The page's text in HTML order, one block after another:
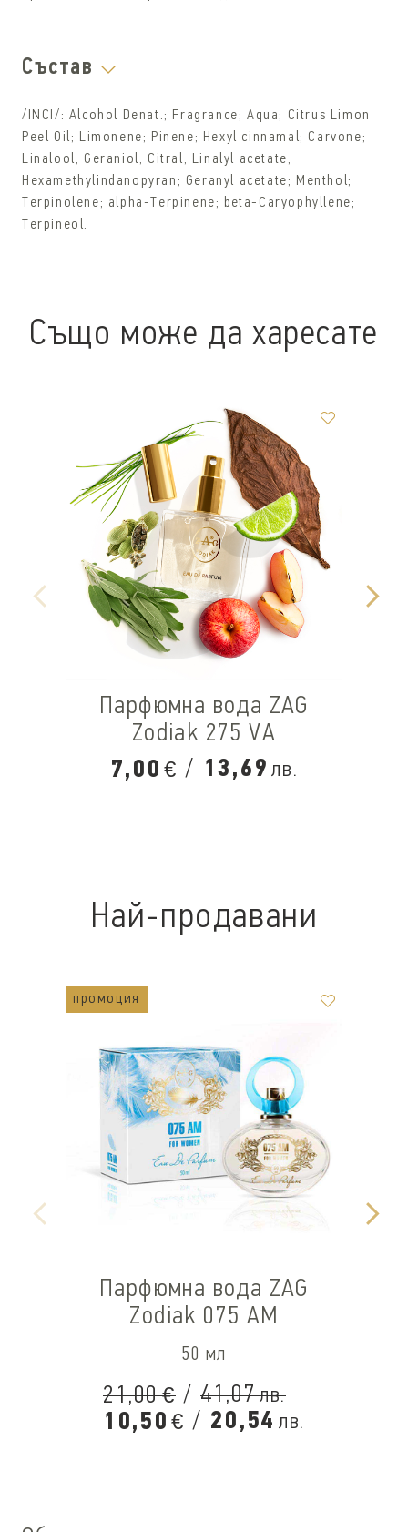
Състав
/INCI/: Alcohol Denat.; Fragrance; Aqua; Citrus Limon
Peel Oil; Limonene; Pinene; Hexyl cinnamal; Carvone;
Linalool; Geraniol; Citral; Linalyl acetate;
Hexamethylindanopyran; Geranyl acetate; Menthol;
Terpinolene; alpha-Terpinene; beta-Caryophyllene;
Terpineol.
Също може да харесате
Парфюмна вода ZAG
Zodiak 275 VA
7,00 € / 13,69 лв.
Най-продавани
промоция
Парфюмна вода ZAG
Zodiak 075 AM
50 мл
21,00€ / 41,07лв.
10,50 € / 20,54 лв.